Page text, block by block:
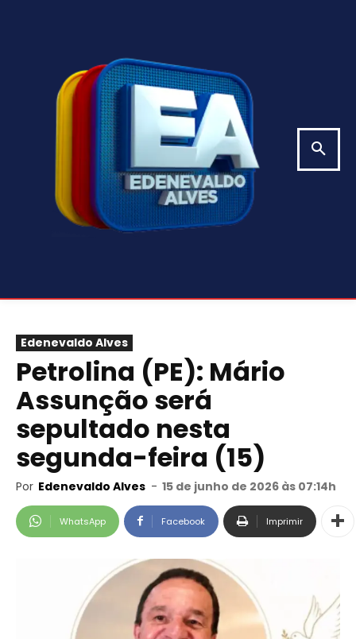
Edenevaldo Alves
Petrolina (PE): Mário
Assunção será
sepultado nesta
segunda-feira (15)
Por Edenevaldo Alves - 15 de junho de 2026 às 07:14h
WhatsApp Facebook Imprimir